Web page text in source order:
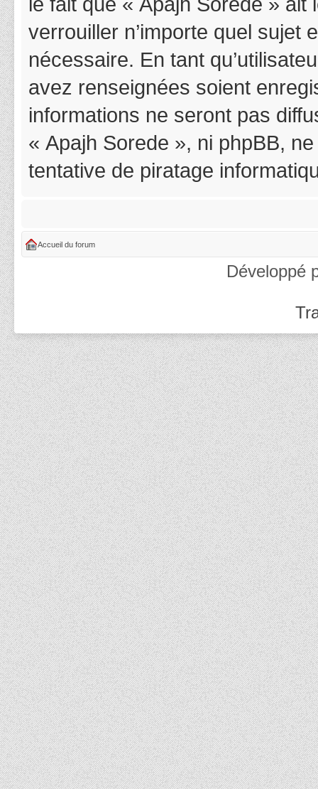
verrouiller n’importe quel sujet
nécessaire. En tant
avez renseignées soient
informations ne seront pas
« Apajh Sorede », ni phpBB,
tentative de piratage
Accueil du forum
Développé